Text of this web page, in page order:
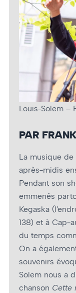
Louis-Solem –
PAR
La musique de
après-midis
Pendant son
emmenés
Kegaska
138) et à Cap-
du temps
On a
souvenirs
Solem nous a
chanson Cette